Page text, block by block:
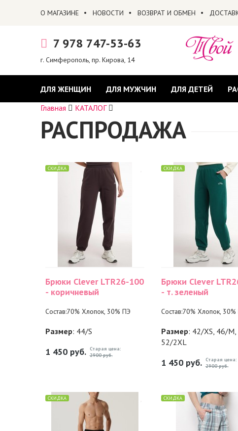
О МАГАЗИНЕ НОВОСТИ ВОЗВРАТ И ОБМЕН
7 978 747-53-63
г. Симферополь, пр. Кирова, 14
ДЛЯ ЖЕНЩИН ДЛЯ МУЖЧИН ДЛЯ ДЕТЕЙ
Главная
КАТАЛОГ
РАСПРОДАЖА
СКИДКА
Брюки Clever LTR26-100
- коричневый
Состав:70% Хлопок, 30% ПЭ
Размер: 44/S
1 450руб. Старая цена:
2900 руб.
СКИДКА
Брюки Clever
- т. зеленый
Состав:70% Хлопок,
Размер: 42/XS, 46/M,
52/2XL
1 450руб. Старая цена:
2900 руб.
СКИДКА СКИДКА